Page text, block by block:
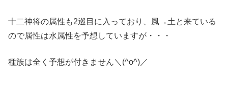
十二神将の属性も2巡目に入っており、風→土と来ている
ので属性は水属性を予想していますが・・・
種族は全く予想が付きません＼(^o^)／